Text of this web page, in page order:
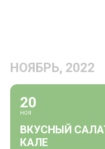
НОЯБРЬ, 2022
20
НОЯ
ВКУСНЫЙ
КАЛЕ